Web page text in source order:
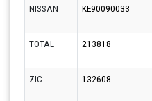
NISSAN KE90090033
TOTAL
213818
ZIC
132608